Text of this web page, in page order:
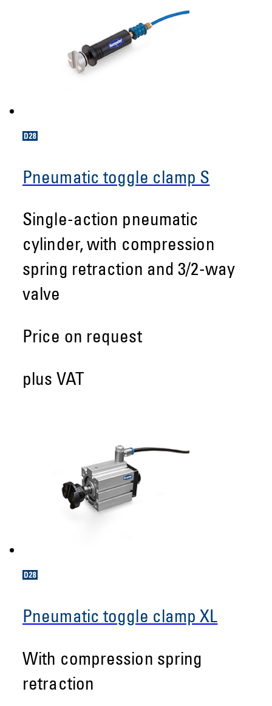
Pneumatic toggle clamp S
Single-action pneumatic
cylinder, with compression
spring retraction and 3/2-way
valve
Price on request
plus VAT
Pneumatic toggle clamp XL
With compression spring
retraction